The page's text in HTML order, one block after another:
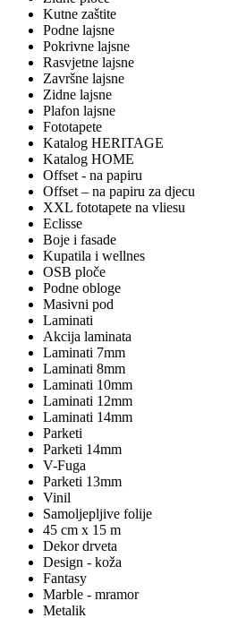
Kutne zaštite
Podne lajsne
Pokrivne lajsne
Rasvjetne lajsne
Završne lajsne
Zidne lajsne
Plafon lajsne
Fototapete
Katalog HERITAGE
Katalog HOME
Offset - na papiru
Offset – na papiru za djecu
XXL fototapete na vliesu
Eclisse
Boje i fasade
Kupatila i wellnes
OSB ploče
Podne obloge
Masivni pod
Laminati
Akcija laminata
Laminati 7mm
Laminati 8mm
Laminati 10mm
Laminati 12mm
Laminati 14mm
Parketi
Parketi 14mm
V-Fuga
Parketi 13mm
Vinil
Samoljepljive folije
45 cm x 15 m
Dekor drveta
Design - koža
Fantasy
Marble - mramor
Metalik